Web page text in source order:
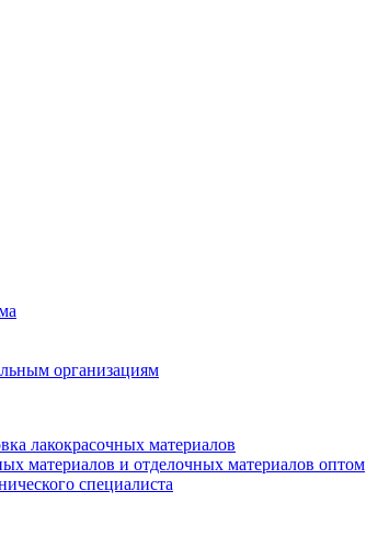
организациям
лакокрасочных материалов
материалов и отделочных материалов оптом
специалиста